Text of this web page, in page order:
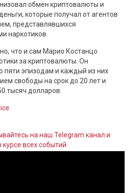
обмен криптовалюты и
которые получал от агентов
представлявшихся
наркотиков.
что и сам Марио Костанцо
за криптовалюты. Он
пяти эпизодам и каждый из них
свободы на срок до 20 лет и
тысяч долларов.
на наш Telegram канал и
курсе всех событий